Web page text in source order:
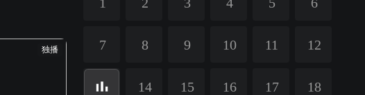
7 8 9 10 11 12
14 15 16 17 18
独播